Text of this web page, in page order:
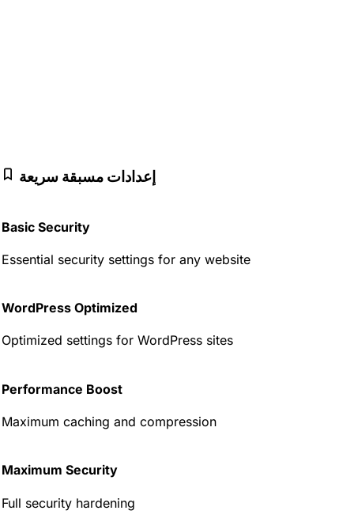
إعدادات مسبقة سريعة
Basic Security
Essential security settings for any website
WordPress Optimized
Optimized settings for WordPress sites
Performance Boost
Maximum caching and compression
Maximum Security
Full security hardening